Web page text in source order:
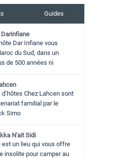
Guides
Dar Infiane vous
du Sud, dans un
de 500 années ni
Chez Lahcen sont
familial par le
Simo
N'ait Sidi
est un lieu qui vous offre
insolite pour camper au